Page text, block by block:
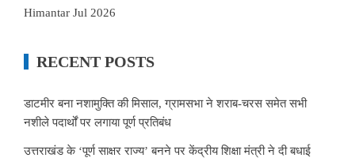
Himantar Jul 2026
RECENT POSTS
डाटमीर बना नशामुक्ति की मिसाल, ग्रामसभा ने शराब-चरस समेत सभी
नशीले पदार्थों पर लगाया पूर्ण प्रतिबंध
उत्तराखंड के ‘पूर्ण साक्षर राज्य’ बनने पर केंद्रीय शिक्षा मंत्री ने दी बधाई